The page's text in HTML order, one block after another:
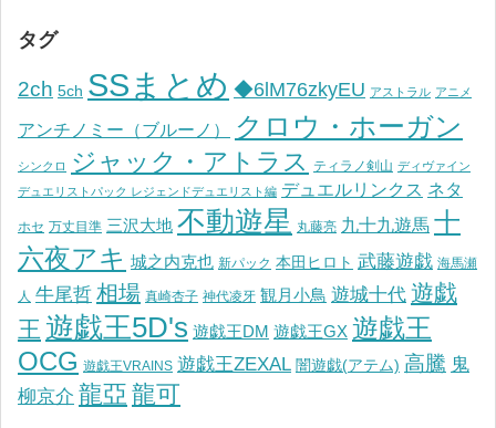
タグ
2ch 5ch SSまとめ ◆6lM76zkyEU アストラル アニメ
アンチノミー（ブルーノ） クロウ・ホーガン
シンクロ ジャック・アトラス ティラノ剣山 ディヴァイン
デュエリストパック レジェンドデュエリスト編 デュエルリンクス ネタ
ホセ 万丈目準 三沢大地 不動遊星 丸藤亮 九十九遊馬 十
六夜アキ 城之内克也 新パック 本田ヒロト 武藤遊戯 海馬瀬
人 牛尾哲 相場 真崎杏子 神代凌牙 観月小鳥 遊城十代 遊戯
王 遊戯王5D's 遊戯王DM 遊戯王GX 遊戯王
OCG 遊戯王VRAINS 遊戯王ZEXAL 闇遊戯(アテム) 高騰 鬼
柳京介 龍亞 龍可